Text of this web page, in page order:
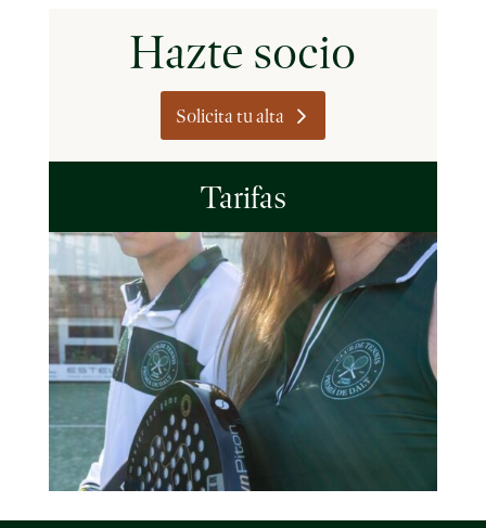
Hazte socio
Solicita tu alta
Tarifas